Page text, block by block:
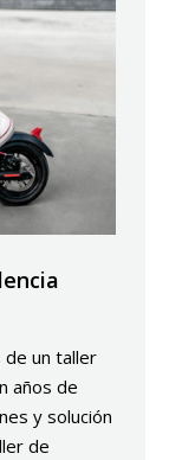
de un taller
años de
y solución
de